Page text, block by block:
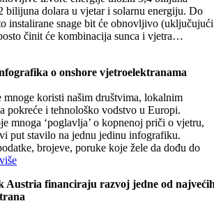
bilijuna dolara u vjetar i solarnu energiju. Do
instalirane snage bit će obnovljivo (uključujući
činit će kombinacija sunca i vjetra…
o onshore vjetroelektranama
mnoge koristi našim društvima, lokalnim
pokreće i tehnološko vodstvo u Europi.
mnoga ‘poglavlja’ o kopnenoj priči o vjetru,
put stavilo na jednu jedinu infografiku.
brojeve, poruke koje žele da dođu do
Austria financiraju razvoj jedne od